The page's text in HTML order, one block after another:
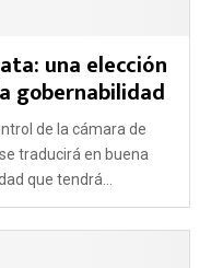
una elección
gobernabilidad
de la cámara de
traducirá en buena
que tendrá...